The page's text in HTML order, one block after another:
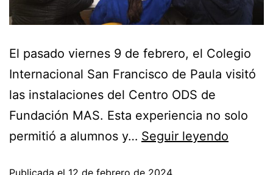
El pasado viernes 9 de febrero, el Colegio
Internacional San Francisco de Paula visitó
las instalaciones del Centro ODS de
Fundación MAS. Esta experiencia no solo
permitió a alumnos y… Seguir leyendo
Publicada el 12 de febrero de 2024